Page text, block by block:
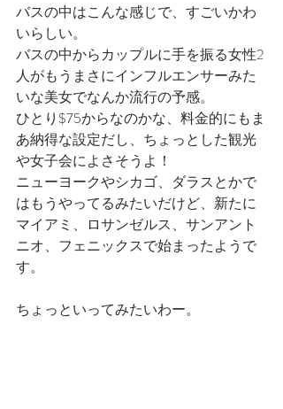
バスの中はこんな感じで、すごいかわ
いらしい。
バスの中からカップルに手を振る女性2
人がもうまさにインフルエンサーみた
いな美女でなんか流行の予感。
ひとり$75からなのかな、料金的にもま
あ納得な設定だし、ちょっとした観光
や女子会によさそうよ！
ニューヨークやシカゴ、ダラスとかで
はもうやってるみたいだけど、新たに
マイアミ、ロサンゼルス、サンアント
ニオ、フェニックスで始まったようで
す。
ちょっといってみたいわー。